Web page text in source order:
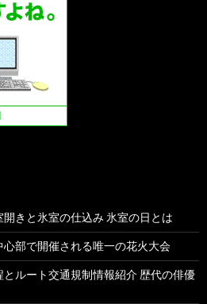
きと氷室の仕込み 氷室の日とは
部で開催される唯一の花火大会
ルート交通規制情報紹介 歴代の俳優